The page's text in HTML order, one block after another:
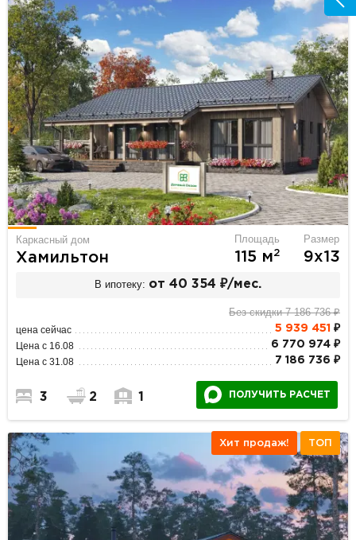
Каркасный дом
Хамильтон
Площадь
115 м2
Размер
9х13
В ипотеку: от 40 354 ₽/мес.
Без скидки 7 186 736 ₽
цена сейчас 5 939 451 ₽
Цена с 16.08 6 770 974 ₽
Цена с 31.08 7 186 736 ₽
3 2 1 ПОЛУЧИТЬ РАСЧЕТ
Хит продаж! ТОП